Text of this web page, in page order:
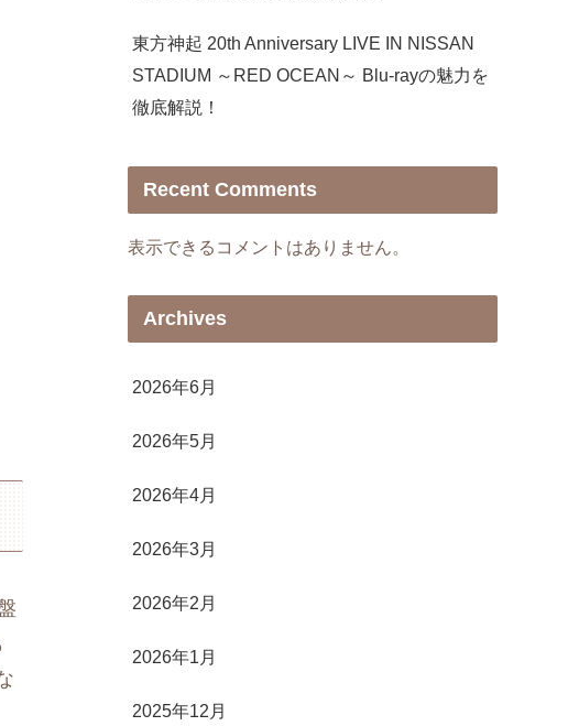
東方神起 20th Anniversary LIVE IN NISSAN
STADIUM ～RED OCEAN～ Blu-rayの魅力を
徹底解説！
Recent Comments
表示できるコメントはありません。
Archives
2026年6月
2026年5月
2026年4月
2026年3月
2026年2月
2026年1月
2025年12月